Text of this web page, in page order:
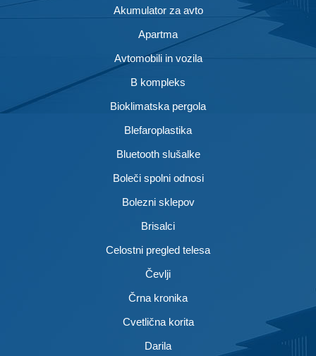
Akumulator za avto
Apartma
Avtomobili in vozila
B kompleks
Bioklimatska pergola
Blefaroplastika
Bluetooth slušalke
Boleči spolni odnosi
Bolezni sklepov
Brisalci
Celostni pregled telesa
Čevlji
Črna kronika
Cvetlična korita
Darila